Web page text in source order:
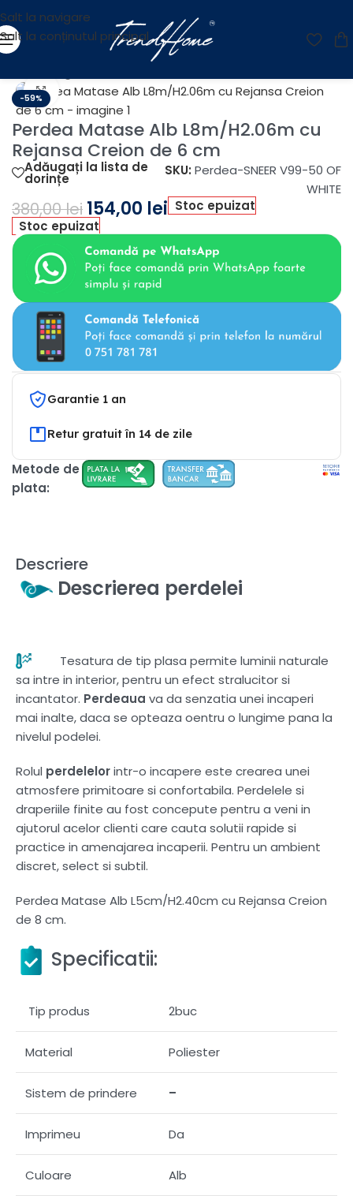
Salt la navigare
Salt la conținutul principal
-59%
Fă clic pentru a mări
Perdea Matase Alb L8m/H2.06m cu
Rejansa Creion de 6 cm
Adăugați la lista de
dorințe
SKU: Perdea-SNEER V99-50 OF
WHITE
380,00lei 154,00 lei Stoc epuizat
Stoc epuizat
Garantie 1 an
Retur gratuit în 14 de zile
Metode de
plata:
Descriere
Descrierea perdelei
Tesatura de tip plasa permite luminii naturale
sa intre in interior, pentru un efect stralucitor si
incantator. Perdeaua va da senzatia unei incaperi
mai inalte, daca se opteaza oentru o lungime pana la
nivelul podelei.
Rolul perdelelorintr-o incapere este crearea unei
atmosfere primitoare si confortabila. Perdelele si
draperiile finite au fost concepute pentru a veni in
ajutorul acelor clienti care cauta solutii rapide si
practice in amenajarea incaperii. Pentru un ambient
discret, select si subtil.
Perdea Matase Alb L5cm/H2.40cm cu Rejansa Creion
de 8 cm.
Specificatii:
Tip produs 2buc
Material Poliester
Sistem de prindere –
Imprimeu Da
Culoare Alb